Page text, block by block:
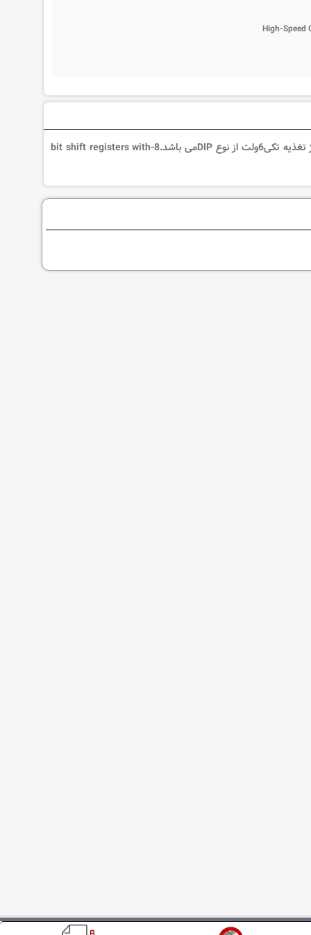
High-Speed
آی سی74HC595NیکShift Registerاز خانوادهHigh-Speed CMOS Logicبا حداکثر ولتاژ تغذیه تکی6ولت از نوع DIPمی باشد.8-bit shift registers with